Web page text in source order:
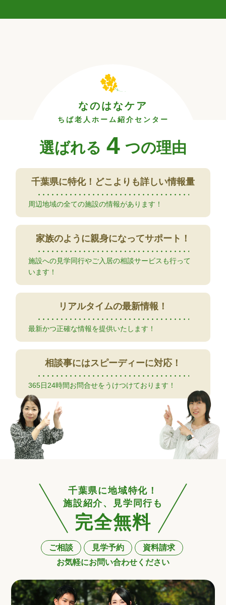
なのはなケア
ちば老人ホーム紹介センター
選ばれる 4 つの理由
千葉県に特化！ どこよりも詳しい情報量
周辺地域の全ての施設の情報があります！
家族のように親身になってサポート！
施設への見学同行やご入居の相談サービスも行って
います！
リアルタイムの最新情報！
最新かつ正確な情報を提供いたします！
相談事にはスピーディーに対応！
365日24時間お問合せをうけつけております！
千葉県に地域特化！
施設紹介、見学同行も
完全無料
ご相談 見学予約
資料請求
お気軽にお問い合わせください